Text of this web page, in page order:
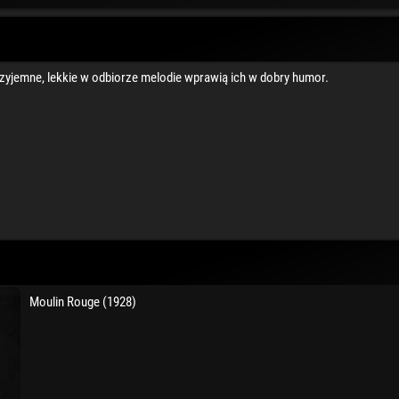
lekkie w odbiorze melodie wprawią ich w dobry humor.
Moulin Rouge (1928)